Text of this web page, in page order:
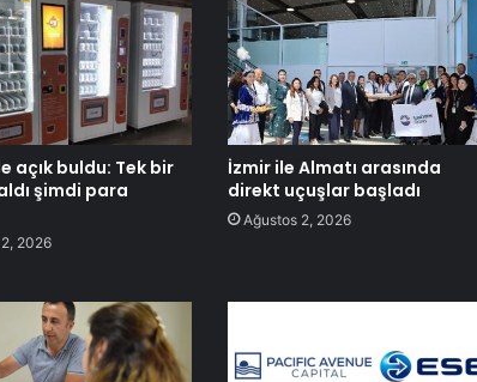
açık buldu: Tek bir
şimdi para
2026
İzmir ile Almatı arasında
direkt uçuşlar başladı
Ağustos 2, 2026